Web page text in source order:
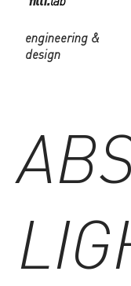
engineering &
design